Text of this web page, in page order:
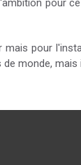
pour
pour
monde,